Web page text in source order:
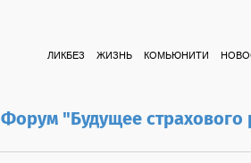
ЛИКБЕЗ ЖИЗНЬ КОМЬЮНИТИ
Форум "Будущее